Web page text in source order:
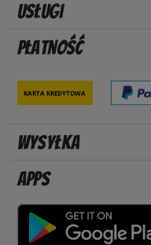
Usługi
Płatność
Karta kredytowa
Wysyłka
Apps